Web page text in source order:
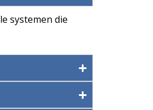
systemen die